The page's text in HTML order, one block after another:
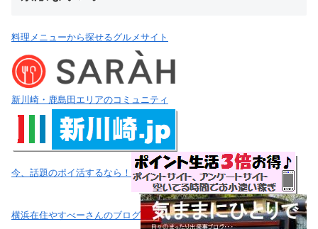
料理メニューから探せるグルメサイト
新川崎・鹿島田エリアのコミュニティ
今、話題のポイ活するなら！
横浜在住やすべーさんのブログ